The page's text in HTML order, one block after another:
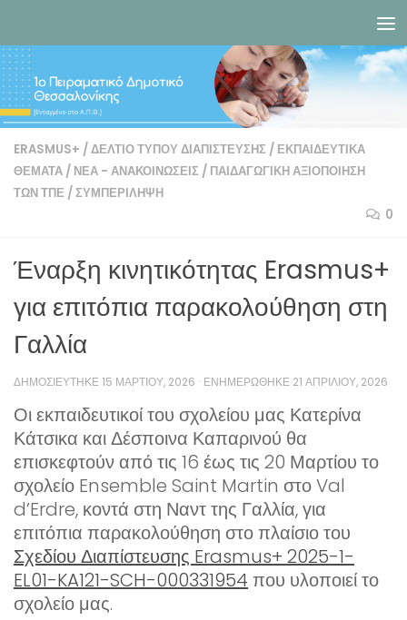
ERASMUS+ /ΔΕΛΤΊΟ ΤΎΠΟΥ ΔΙΑΠΊΣΤΕΥΣΗΣ / ΕΚΠΑΙΔΕΥΤΙΚΆ
ΘΈΜΑΤΑ / ΝΈΑ - ΑΝΑΚΟΙΝΏΣΕΙΣ / ΠΑΙΔΑΓΩΓΙΚΉ ΑΞΙΟΠΟΊΗΣΗ
ΤΩΝ ΤΠΕ /ΣΥΜΠΕΡΊΛΗΨΗ
0
Έναρξη κινητικότητας Erasmus+
για επιτόπια παρακολούθηση στη
Γαλλία
ΔΗΜΟΣΙΕΎΤΗΚΕ15 ΜΑΡΤΊΟΥ, 2026 · ΕΝΗΜΕΡΏΘΗΚΕ 21 ΑΠΡΙΛΊΟΥ, 2026
Οι εκπαιδευτικοί του σχολείου μας Κατερίνα
Κάτσικα και Δέσποινα Καπαρινού θα
επισκεφτούν από τις 16 έως τις 20 Μαρτίου το
σχολείο Ensemble Saint Martin στο Val
d’Erdre, κοντά στη Ναντ της Γαλλία, για
επιτόπια παρακολούθηση στο πλαίσιο του
Σχεδίου Διαπίστευσης Erasmus+ 2025-1-
EL01-KA121-SCH-000331954 που υλοποιεί το
σχολείο μας.